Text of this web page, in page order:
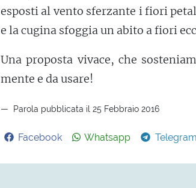
esposti al vento sferzante i fiori
e la cugina sfoggia un abito a fiori
Una proposta vivace, che
mente e da usare!
Parola pubblicata il 25 Febbraio 2016
Facebook Whatsapp Telegram